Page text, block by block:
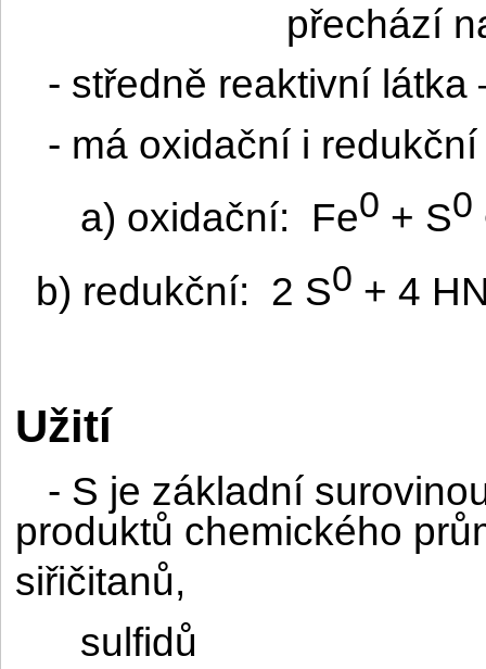
přechází
- středně reaktivní
- má oxidační i
a) oxidační:
Fe0 + S0
b) redukční: 2 S0 + 4
Užití
- S je základní
produktů chemického
siřičitanů,
sulfidů